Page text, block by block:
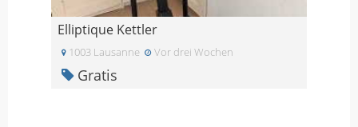
Elliptique Kettler
1003 Lausanne Vor drei Wochen
Gratis